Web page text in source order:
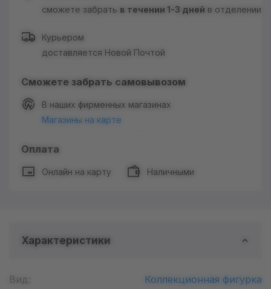
сможете забрать в течении 1-3 дней в отделении
Курьером
доставляется Новой Почтой
Сможете забрать самовывозом
В наших фирменных магазинах
Магазины на карте
Оплата
Онлайн на карту Наличными
Характеристики
Вид: Коллекционная фигурка